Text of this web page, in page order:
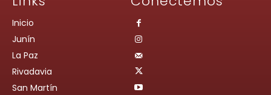
Inicio
Junín
La Paz
Rivadavia
San Martín